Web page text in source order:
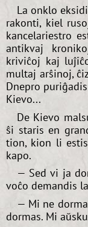
La onklo
rakonti, kiel
kancelariestro
antikvaj
kriviĉoj kaj
multaj arŝinoj,
Dnepro
Kievo...
De Kievo
ŝi staris en
tion, kion li
kapo.
— Sed vi ja
voĉo demandis
— Mi ne
dormas. Mi